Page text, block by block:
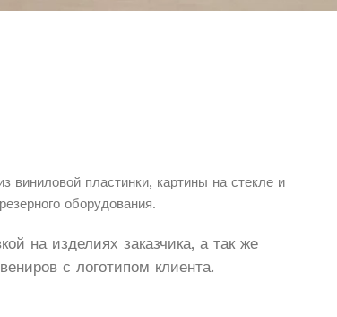
виниловой пластинки, картины на стекле и
оборудования.
на изделиях заказчика, а так же
с логотипом клиента.